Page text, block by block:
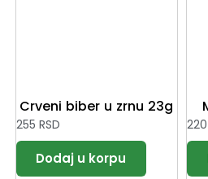
Crveni biber u zrnu 23g
255 RSD 220